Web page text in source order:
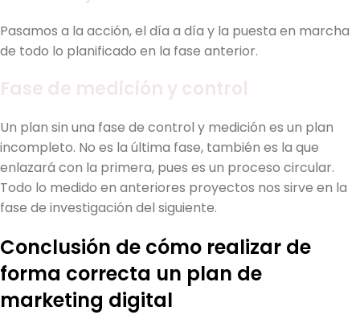
Pasamos a la acción, el día a día y la puesta en marcha
de todo lo planificado en la fase anterior.
Un plan sin una fase de control y medición es un plan
incompleto. No es la última fase, también es la que
enlazará con la primera, pues es un proceso circular.
Todo lo medido en anteriores proyectos nos sirve en la
fase de investigación del siguiente.
Conclusión de cómo realizar de
forma correcta un plan de
marketing digital